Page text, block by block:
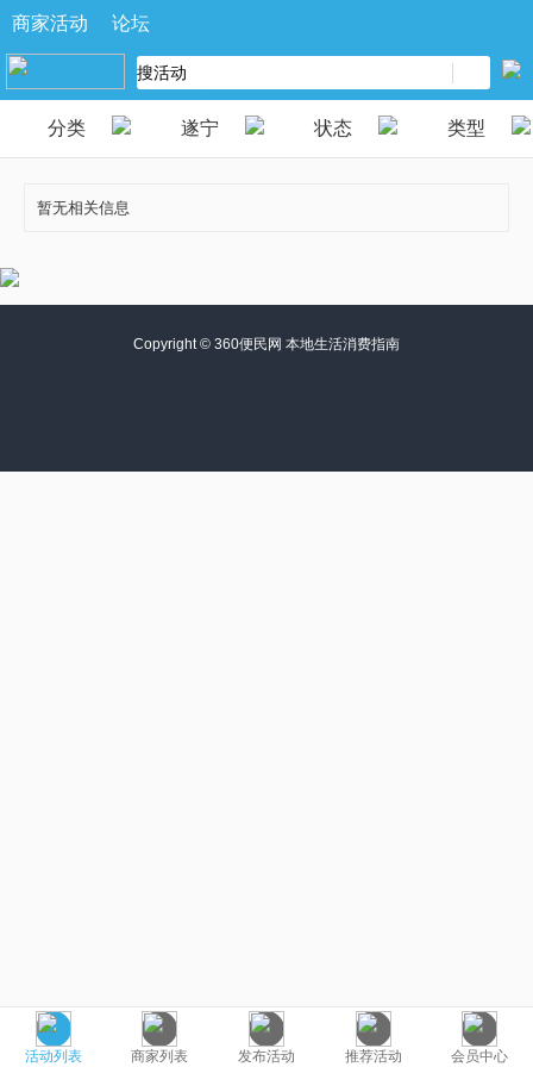
商家活动 论坛
分类 遂宁 状态 类型
暂无相关信息
活动列表 商家列表 发布活动 推荐活动 会员中心
Copyright © 360便民网 本地生活消费指南